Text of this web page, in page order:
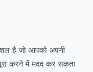
है जो आपको अपनी
करने में मदद कर सकता